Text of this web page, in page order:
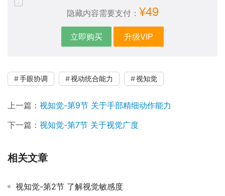
隐藏内容需要支付： ¥49
立即购买 升级VIP
手眼协调 视动统合能力 视知觉
上一篇： 视知觉-第9节 关于手部精细动作能力
下一篇： 视知觉-第7节 关于视觉广度
相关文章
视知觉-第2节 了解视觉敏感度